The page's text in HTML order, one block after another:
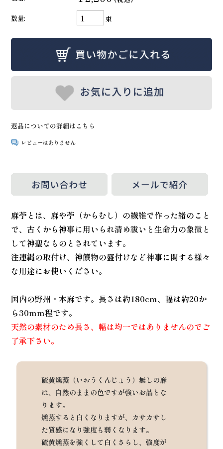
数量:
束
返品についての詳細はこちら
レビューはありません
麻苧とは、麻や苧（からむし）の繊維で作った緒のこと
で、古くから神事に用いられ清め祓いと生命力の象徴と
して神聖なものとされています。
注連縄の取付け、神饌物の盛付けなど神事に関する様々
な用途にお使いください。
国内の野州・本麻です。長さは約180cm、幅は約20か
ら30mm程です。
天然の素材のため長さ、幅は均一ではありませんのでご
了承下さい。
硫黄燻蒸（いおうくんじょう）無しの麻
は、自然のままの色ですが強いお品とな
ります。
燻蒸すると白くなりますが、カサカサし
た質感になり強度も弱くなります。
硫黄燻蒸を強くして白くさらし、強度が